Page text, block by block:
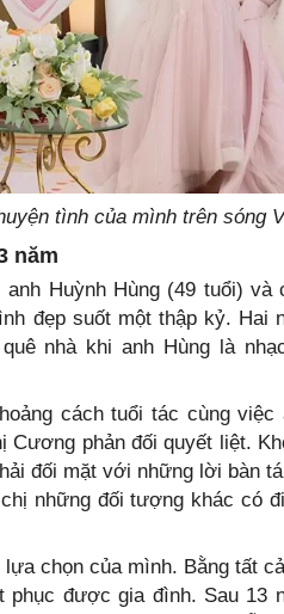
tình của mình trên sóng
năm
Huỳnh Hùng (49 tuổi) và
đẹp suốt một thập kỷ. Hai
nhà khi anh Hùng là
cách tuổi tác cùng việc
Cương phản đối quyết liệt.
đối mặt với những lời bàn
những đối tượng khác có
chọn của mình. Bằng tất
được gia đình. Sau 13